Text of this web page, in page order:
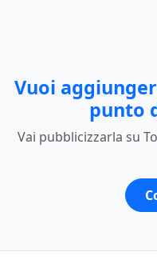
Vuoi
punto
Vai pubblicizzarla su